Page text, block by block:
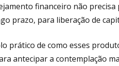
financeiro não
prazo, para liberação de
prático de como esses
antecipar a contemplação